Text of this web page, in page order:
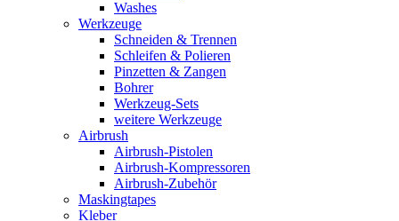
Washes
Werkzeuge
Schneiden & Trennen
Schleifen & Polieren
Pinzetten & Zangen
Bohrer
Werkzeug-Sets
weitere Werkzeuge
Airbrush
Airbrush-Pistolen
Airbrush-Kompressoren
Airbrush-Zubehör
Maskingtapes
Kleber